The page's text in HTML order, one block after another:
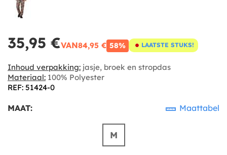
35,95 €VAN84,95 € 58% LAATSTE STUKS!
Inhoud verpakking: jasje, broek en stropdas
Materiaal: 100% Polyester
REF: 51424-0
MAAT: Maattabel
M